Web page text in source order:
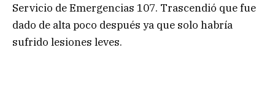
Servicio de Emergencias 107. Trascendió que fue
dado de alta poco después ya que solo habría
sufrido lesiones leves.